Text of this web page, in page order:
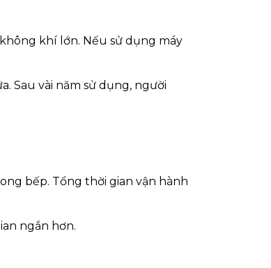
khí lớn. Nếu sử dụng máy
Sau vài năm sử dụng, người
bếp. Tổng thời gian vận hành
ngắn hơn.